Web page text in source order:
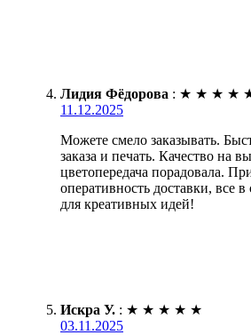
Лидия Фёдорова : ★ ★ ★ ★
11.12.2025
Можете смело заказывать.
заказа и печать. Качество на
цветопередача порадовала.
оперативность доставки, все
для креативных идей!
Искра У. : ★ ★ ★ ★ ★
03.11.2025